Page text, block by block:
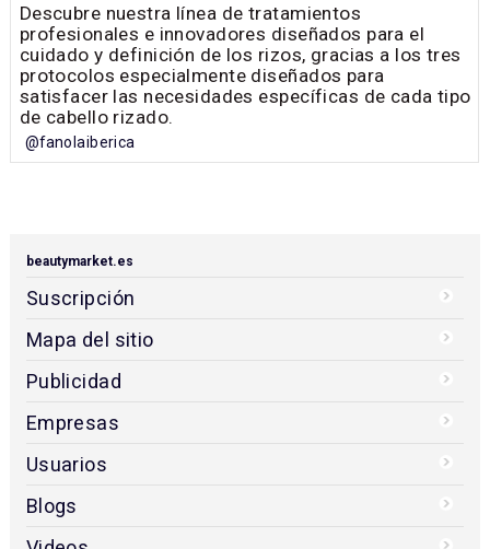
Descubre nuestra línea de tratamientos
profesionales e innovadores diseñados para el
cuidado y definición de los rizos, gracias a los tres
protocolos especialmente diseñados para
satisfacer las necesidades específicas de cada tipo
de cabello rizado.
@fanolaiberica
beautymarket.es
Suscripción
Mapa del sitio
Publicidad
Empresas
Usuarios
Blogs